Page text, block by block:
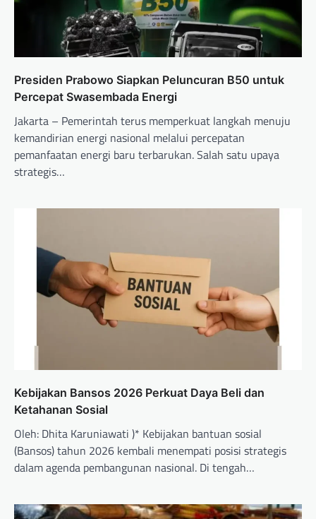
Presiden Prabowo Siapkan Peluncuran B50 untuk
Percepat Swasembada Energi
Jakarta – Pemerintah terus memperkuat langkah menuju
kemandirian energi nasional melalui percepatan
pemanfaatan energi baru terbarukan. Salah satu upaya
strategis…
Kebijakan Bansos 2026 Perkuat Daya Beli dan
Ketahanan Sosial
Oleh: Dhita Karuniawati )* Kebijakan bantuan sosial
(Bansos) tahun 2026 kembali menempati posisi strategis
dalam agenda pembangunan nasional. Di tengah…